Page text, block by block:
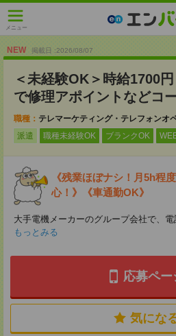
メニュー
NEW 掲載日 :2026/08/07
＜未経験OK＞時給1700
で修理アポイントなどコ
職種： テレマーケティング・テレフォンオ
派遣
職種未経験OK ブランクOK
《残業ほぼナシ！月5h程
心！》《車通勤OK》
大手電機メーカーのグループ会社で、
もっとみる
応募ペー
気にな